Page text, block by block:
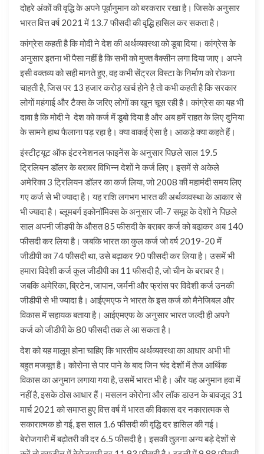
दोहरे अंकों की वृद्धि के अपने पूर्वानुमान को बरकरार रखा है। जिसके अनुसार
भारत वित्त वर्ष 2021 में 13.7 फीसदी की वृद्धि हासिल कर सकता है।
कांग्रेस कहती है कि मोदी ने देश की अर्थव्यवस्था को डूबा दिया। कांग्रेस के
अनुसार इतना भी पैसा नहीं है कि सभी को मुफ्त वैक्सीन लगा दिया जाए। अपने
इसी वक्तव्य को सही मानते हुए, वह कभी सेंट्रल विस्टा के निर्माण को रोकना
चाहती है, जिस पर 13 हजार करोड़ खर्च होने है तो कभी कहती है कि सरकार
लोगों महंगाई और टैक्स के जरिए लोगों का खून चूस रही है। कांग्रेस का यह भी
दावा है कि मोदी ने देश को कर्ज में डूबो दिया है और अब हमें राहत के लिए दुनिया
के सामने हाथ फैलाना पड़ रहा है। क्या वाकई ऐसा है। आकड़े क्या कहते हैं।
इंस्टीट्यूट ऑफ इंटरनेशनल फाइनेंस के अनुसार पिछले साल 19.5
ट्रिलियन डॉलर के बराबर विभिन्न देशों ने कर्ज लिए। इसमें से अकेले
अमेरिका 3 ट्रिलियन डॉलर का कर्ज लिया, जो 2008 की महामंदी समय लिए
गए कर्ज से भी ज्यादा है। यह राशि लगभग भारत की अर्थव्यवस्था के आकार से
भी ज्यादा है। ब्लूमबर्ग इकोनॉमिक्स के अनुसार जी-7 समूह के देशों ने पिछले
साल अपनी जीडपी के औसत 85 फीसदी के बराबर कर्ज को बढा़कर अब 140
फीसदी कर लिया है। जबकि भारत का कुल कर्ज जो वर्ष 2019-20 में
जीडीपी का 74 फीसदी था, उसे बढ़ाकर 90 फीसदी कर लिया है। उसमें भी
हमारा विदेशी कर्ज कुल जीडीपी का 11 फीसदी है, जो चीन के बराबर है।
जबकि अमेरिका, ब्रिटेन, जापान, जर्मनी और फ्रांस पर विदेशी कर्ज उनकी
जीडीपी से भी ज्यादा है। आईएमएफ ने भारत के इस कर्ज को मैनेजिबल और
विकास में सहायक बताया है। आईएमएफ के अनुसार भारत जल्दी ही अपने
कर्ज को जीडीपी के 80 फीसदी तक ले आ सकता है।
देश को यह मालूम होना चाहिए कि भारतीय अर्थव्यवस्था का आधार अभी भी
बहुत मजबूत है। कोरोना से पार पाने के बाद जिन चंद देशों में तेज आर्थिक
विकास का अनुमान लगाया गया है, उसमें भारत भी है। और यह अनुमान हवा में
नहीं है, इसके ठोस आधार हैं। मसलन कोरोना और लॉक डाउन के बावजूद 31
मार्च 2021 को समाप्त हुए वित्त वर्ष में भारत की विकास दर नकारात्मक से
सकारात्मक हो गई, इस साल 1.6 फीसदी की वृद्धि दर हासिल की गई।
बेरोजगारी में बढ़ोतरी की दर 6.5 फीसदी है। इसकी तुलना अन्य बड़े देशों से